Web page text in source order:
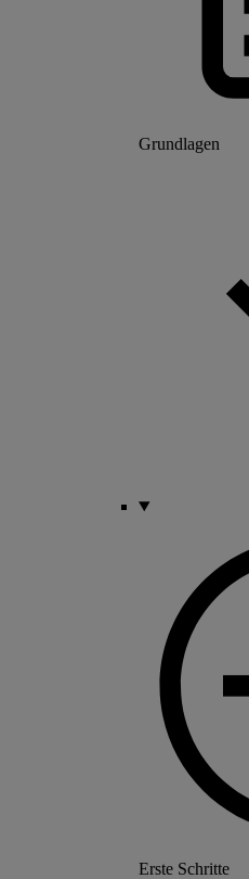
Grundlagen
Erste Schritte